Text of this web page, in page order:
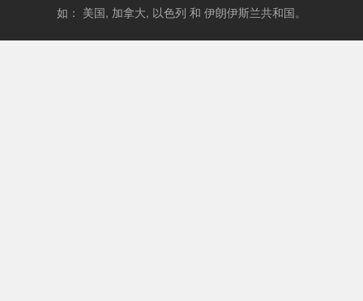
如： 美国, 加拿大, 以色列 和 伊朗伊斯兰共和国。